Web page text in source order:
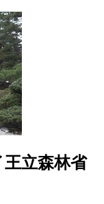
立森林省